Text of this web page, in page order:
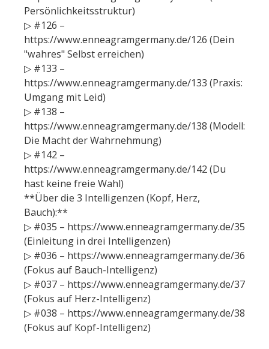
Persönlichkeitsstruktur)
▷ #126 –
https://www.enneagramgermany.de/126 (Dein
"wahres" Selbst erreichen)
▷ #133 –
https://www.enneagramgermany.de/133 (Praxis:
Umgang mit Leid)
▷ #138 –
https://www.enneagramgermany.de/138 (Modell:
Die Macht der Wahrnehmung)
▷ #142 –
https://www.enneagramgermany.de/142 (Du
hast keine freie Wahl)
**Über die 3 Intelligenzen (Kopf, Herz,
Bauch):**
▷ #035 – https://www.enneagramgermany.de/35
(Einleitung in drei Intelligenzen)
▷ #036 – https://www.enneagramgermany.de/36
(Fokus auf Bauch-Intelligenz)
▷ #037 – https://www.enneagramgermany.de/37
(Fokus auf Herz-Intelligenz)
▷ #038 – https://www.enneagramgermany.de/38
(Fokus auf Kopf-Intelligenz)